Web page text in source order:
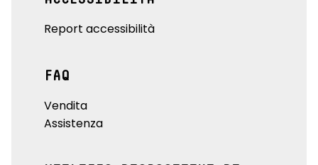
Report accessibilità
FAQ
Vendita
Assistenza